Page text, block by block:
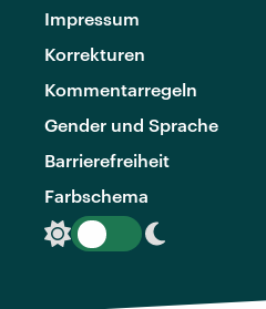
Impressum
Korrekturen
Kommentarregeln
Gender und Sprache
Barrierefreiheit
Farbschema